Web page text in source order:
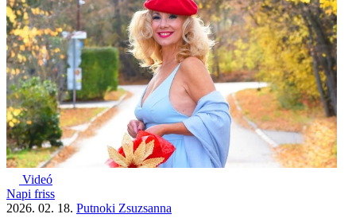
Videó
Napi friss
2026. 02. 18. Putnoki Zsuzsanna